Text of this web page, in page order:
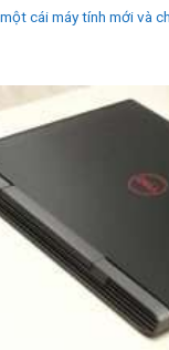
cái máy tính mới và